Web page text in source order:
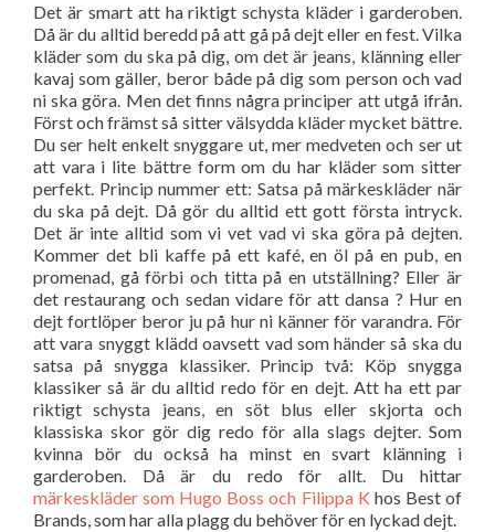
Det är smart att ha riktigt schysta kläder i garderoben.
Då är du alltid beredd på att gå på dejt eller en fest. Vilka
kläder som du ska på dig, om det är jeans, klänning eller
kavaj som gäller, beror både på dig som person och vad
ni ska göra. Men det finns några principer att utgå ifrån.
Först och främst så sitter välsydda kläder mycket bättre.
Du ser helt enkelt snyggare ut, mer medveten och ser ut
att vara i lite bättre form om du har kläder som sitter
perfekt. Princip nummer ett: Satsa på märkeskläder när
du ska på dejt. Då gör du alltid ett gott första intryck.
Det är inte alltid som vi vet vad vi ska göra på dejten.
Kommer det bli kaffe på ett kafé, en öl på en pub, en
promenad, gå förbi och titta på en utställning? Eller är
det restaurang och sedan vidare för att dansa ? Hur en
dejt fortlöper beror ju på hur ni känner för varandra. För
att vara snyggt klädd oavsett vad som händer så ska du
satsa på snygga klassiker. Princip två: Köp snygga
klassiker så är du alltid redo för en dejt. Att ha ett par
riktigt schysta jeans, en söt blus eller skjorta och
klassiska skor gör dig redo för alla slags dejter. Som
kvinna bör du också ha minst en svart klänning i
garderoben. Då är du redo för allt. Du hittar
märkeskläder som Hugo Boss och Filippa K hos Best of
Brands, som har alla plagg du behöver för en lyckad dejt.